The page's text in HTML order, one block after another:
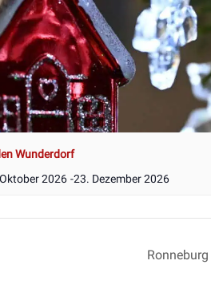
Wunderdorf
2026 -23. Dezember 2026
Ronneburg